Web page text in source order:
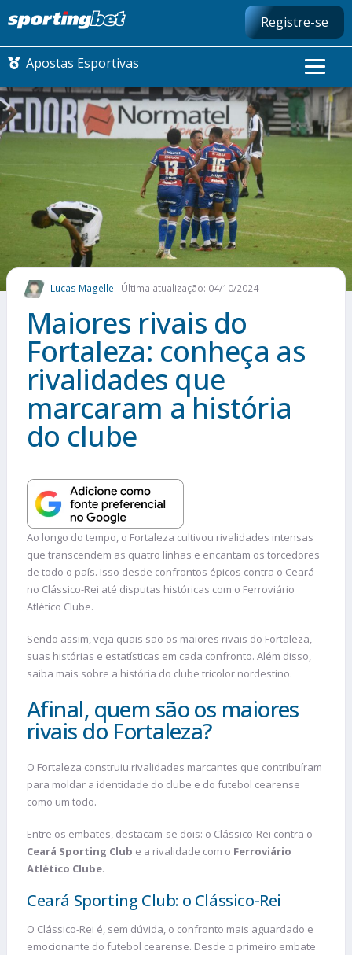
Registre-se
Apostas Esportivas
CONMEBOL LIBERTADORES
FUTEBOL NACIONAL
FUTEBOL INTERNACIONAL
COMO APOSTAR
MAIS ESPORTES
Lucas Magelle Última atualização: 04/10/2024
Maiores rivais do
Fortaleza: conheça as
rivalidades que
marcaram a história
do clube
Ao longo do tempo, o Fortaleza cultivou rivalidades intensas
que transcendem as quatro linhas e encantam os torcedores
de todo o país. Isso desde confrontos épicos contra o Ceará
no Clássico-Rei até disputas históricas com o Ferroviário
Atlético Clube.
Sendo assim, veja quais são os maiores rivais do Fortaleza,
suas histórias e estatísticas em cada confronto. Além disso,
saiba mais sobre a história do clube tricolor nordestino.
Afinal, quem são os maiores
rivais do Fortaleza?
O Fortaleza construiu rivalidades marcantes que contribuíram
para moldar a identidade do clube e do futebol cearense
como um todo.
Entre os embates, destacam-se dois: o Clássico-Rei contra o
Ceará Sporting Club e a rivalidade com o Ferroviário
Atlético Clube.
Ceará Sporting Club: o Clássico-Rei
O Clássico-Rei é, sem dúvida, o confronto mais aguardado e
emocionante do futebol cearense. Desde o primeiro embate